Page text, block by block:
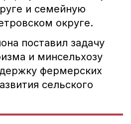
и семейную
округе.
поставил задачу
и минсельхозу
фермерских
сельского